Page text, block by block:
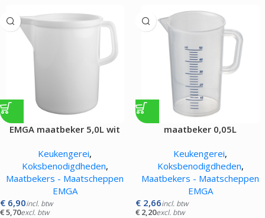
EMGA maatbeker 5,0L wit
Keukengerei,
Koksbenodigdheden,
Maatbekers - Maatscheppen
EMGA
€ 6,90incl. btw
€5,70excl. btw
maatbeker 0,05L
Keukengerei,
Koksbenodigdheden,
Maatbekers - Maatscheppen
EMGA
€ 2,66incl. btw
€ 2,20excl. btw